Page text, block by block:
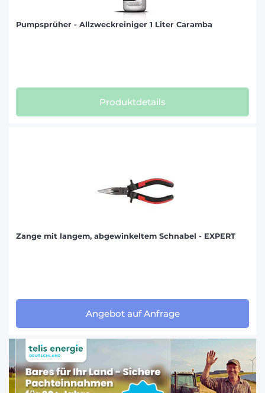
Pumpsprüher - Allzweckreiniger 1 Liter Caramba
Produktdetails
Zange mit langem, abgewinkeltem Schnabel - EXPERT
Angebot auf Anfrage